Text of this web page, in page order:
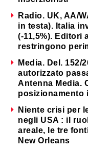
Radio. UK, AA/
in testa). Italia
(-11,5%). Editori
restringono
Media. Del. 152/
autorizzato
Antenna Media.
posizionamento
Niente crisi per
negli USA : il
areale, le tre
New Orleans